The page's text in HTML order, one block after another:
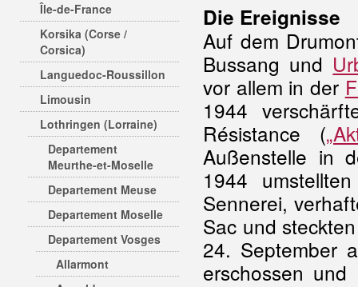
Île-de-France
Korsika (Corse /
Corsica)
Languedoc-Roussillon
Limousin
Lothringen (Lorraine)
Departement
Meurthe-et-Moselle
Departement Meuse
Departement Moselle
Departement Vosges
Allarmont
Die Ereignisse
Auf dem
Bussang und
vor allem in der
1944
Résistance (
Außenstelle in
1944
Sennerei,
Sac und
24. September
erschossen